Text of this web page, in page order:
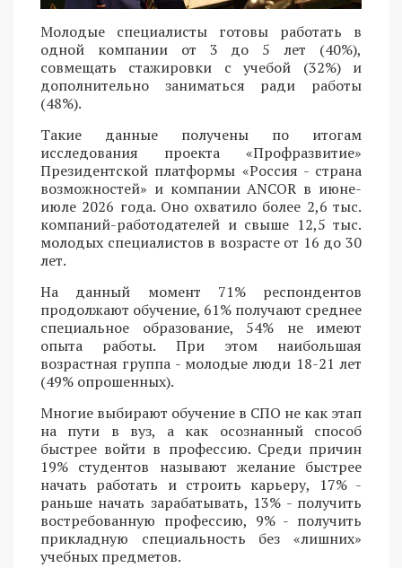
Молодые специалисты готовы работать в
одной компании от 3 до 5 лет (40%),
совмещать стажировки с учебой (32%) и
дополнительно заниматься ради работы
(48%).
Такие данные получены по итогам
исследования проекта «Профразвитие»
Президентской платформы «Россия - страна
возможностей» и компании ANCOR в июне-
июле 2026 года. Оно охватило более 2,6 тыс.
компаний-работодателей и свыше 12,5 тыс.
молодых специалистов в возрасте от 16 до 30
лет.
На данный момент 71% респондентов
продолжают обучение, 61% получают среднее
специальное образование, 54% не имеют
опыта работы. При этом наибольшая
возрастная группа - молодые люди 18-21 лет
(49% опрошенных).
Многие выбирают обучение в СПО не как этап
на пути в вуз, а как осознанный способ
быстрее войти в профессию. Среди причин
19% студентов называют желание быстрее
начать работать и строить карьеру, 17% -
раньше начать зарабатывать, 13% - получить
востребованную профессию, 9% - получить
прикладную специальность без «лишних»
учебных предметов.